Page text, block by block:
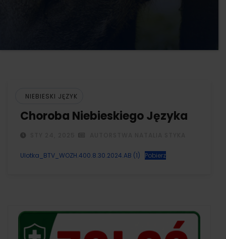
NIEBIESKI JĘZYK
Choroba Niebieskiego Języka
Ulotka_BTV_WOZH.400.8.30.2024.AB (1) Pobierz